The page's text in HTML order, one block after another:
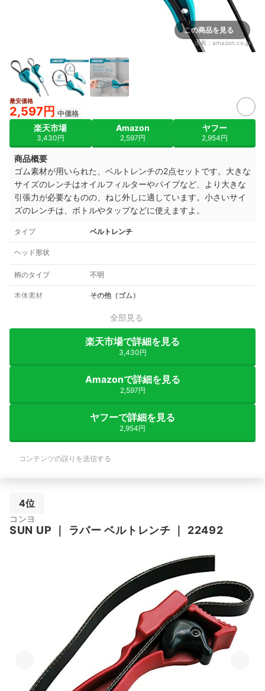
この商品を見る
出典： amazon.co.jp
最安価格
2,597円 中価格
楽天市場
3,430円
Amazon
2,597円
ヤフー
2,954円
商品概要
ゴム素材が用いられた、ベルトレンチの2点セットです。 大きな
サイズのレンチはオイルフィルターやパイプなど、より大きな
引張力が必要なものの、ねじ外しに適しています。小さいサイ
ズのレンチは、ボトルやタップなどに使えますよ。
タイプ ベルトレンチ
ヘッド形状
柄のタイプ 不明
本体素材 その他（ゴム）
全部見る
楽天市場で詳細を見る
3,430円
Amazonで詳細を見る
2,597円
ヤフーで詳細を見る
2,954円
コンテンツの誤りを送信する
4位
コンヨ
SUN UP ｜ ラバー ベルトレンチ ｜ 22492